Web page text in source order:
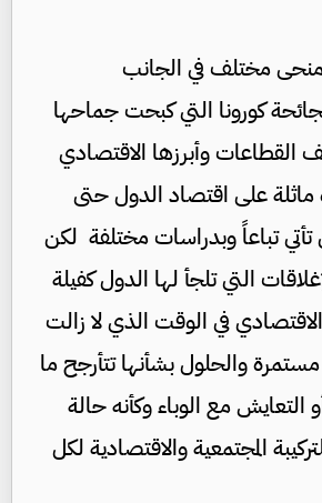
أتخذ منحى مختلف في الجانب
كورونا التي كبحت جماحها
القطاعات وأبرزها الاقتصادي
ماثلة على اقتصاد الدول حتى
تباعاً وبدراسات مختلفة لكن
التي تلجأ لها الدول كفيلة
الاقتصادي في الوقت الذي لا زالت
والحلول بشأنها تتأرجح ما
التعايش مع الوباء وكأنه حالة
المجتمعية والاقتصادية لكل